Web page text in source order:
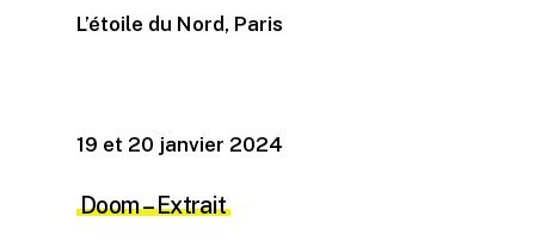
L’étoile du Nord, Paris
19 et 20 janvier 2024
Doom – Extrait